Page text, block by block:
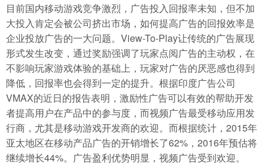
目前国内移动游戏竞争激烈，广告投入回报率未知，但不加
大投入肯定会被公司挤出市场，如何提高广告的回报效率是
企业投放广告的一大问题。View-To-Play让传统的广告展现
形式发生改变，通过奖励强调了玩家点阅广告的主动权，在
不影响玩家游戏体验的基础上，玩家对广告的厌恶感也得到
降低，回报率也会得到一定的提升。根据印度广告公司
VMAX的近日的报告表明，激励性广告可以有效的帮助开发
者提高用户在产品中的参与度，而视频广告最受移动应用发
行商，尤其是移动游戏开发商的欢迎。而根据统计，2015年
亚太地区在移动产品广告的开销增长了62%，2016年预估将
继续增长44%。广告盈利优势明显，视频广告受到欢迎。